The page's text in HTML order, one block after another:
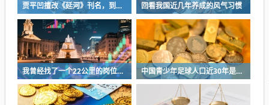
贾平凹擅改《延河》刊名，到底错在哪里？这三点才是问题的关键 回看我国近几年养成的风气习惯
我曾经找了一个22公里的岗位，坚持了2个星期就坚持不下去了 中国青少年足球人口近30年是断崖式下降